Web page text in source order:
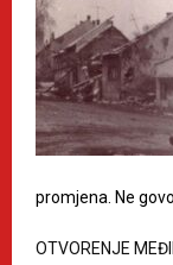
promjena. Ne
OTVORENJE